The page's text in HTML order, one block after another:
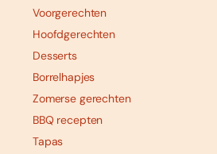
Voorgerechten
Hoofdgerechten
Desserts
Borrelhapjes
Zomerse gerechten
BBQ recepten
Tapas